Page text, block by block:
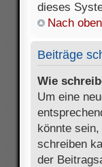
dieses
Nach oben
Beiträge
Wie
Um eine
könnte
schreiben
der